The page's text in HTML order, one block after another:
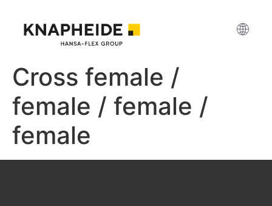
Cross female /
female / female /
female